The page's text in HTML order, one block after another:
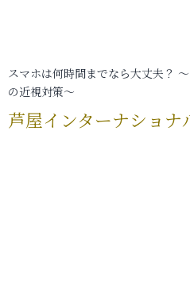
スマホは何時間までなら大丈夫？
の近視対策～
芦屋インターナショナ